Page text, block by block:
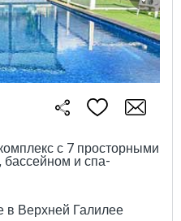
с 7 просторными
и спа-
в Верхней Галилее